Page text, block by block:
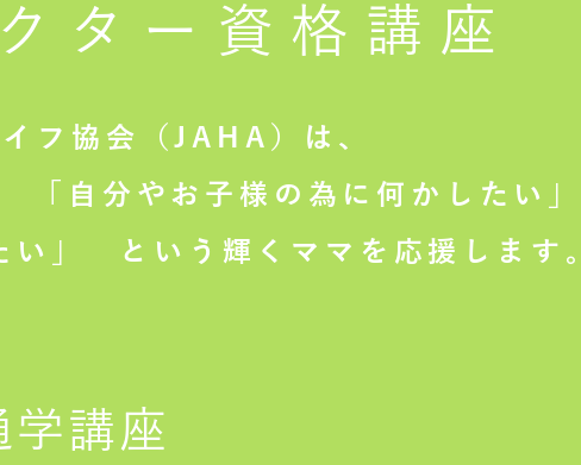
ター 資格講座
フ協会（JAHA）は、
「自分やお子様の為に何かしたい」
」
という輝くママを応援します
学講座